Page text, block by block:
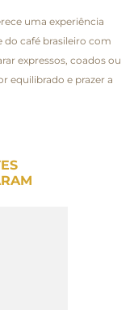
uma experiência
café brasileiro com
expressos, coados ou
equilibrado e prazer a